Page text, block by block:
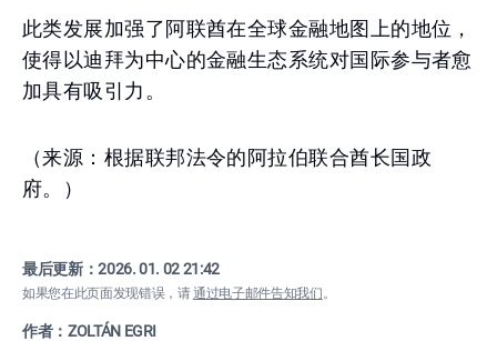
此类发展加强了阿联酋在全球金融地图上的地位，
使得以迪拜为中心的金融生态系统对国际参与者愈
加具有吸引力。
（来源：根据联邦法令的阿拉伯联合酋长国政
府。）
最后更新：2026. 01. 02 21:42
如果您在此页面发现错误，请通过电子邮件告知我们。
作者：ZOLTÁN EGRI